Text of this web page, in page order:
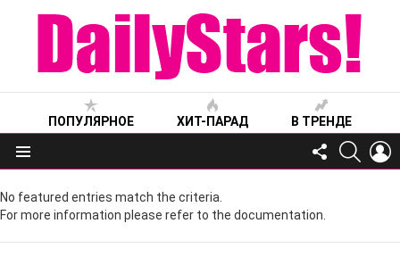
ПОПУЛЯРНОЕ ХИТ-ПАРАД В ТРЕНДЕ
Меню
FOLLOW
US
No featured entries match the criteria.
For more information please refer to the documentation.